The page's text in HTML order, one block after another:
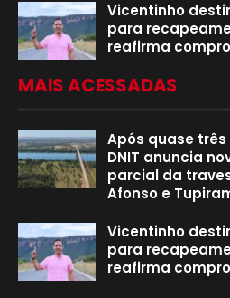
Vicentinho
para
reafirma
MAIS ACESSADAS
Após quase
DNIT anuncia
parcial da
Afonso e
Vicentinho
para
reafirma